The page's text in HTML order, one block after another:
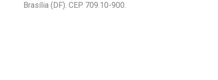
Brasília (DF). CEP 709.10-900.